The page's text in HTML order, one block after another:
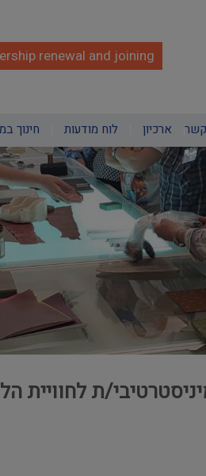
renewal and joining
חינוך לוח מודעות ארכיון
ת לחוויית